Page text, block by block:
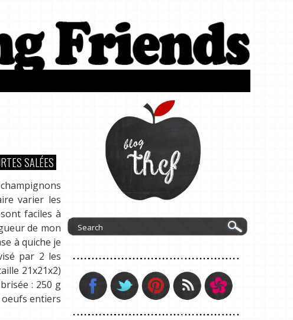
SALÉES
varier les
faciles à
de mon
à quiche je
par 2 les
21x21x2)
: 250 g
oeufs entiers